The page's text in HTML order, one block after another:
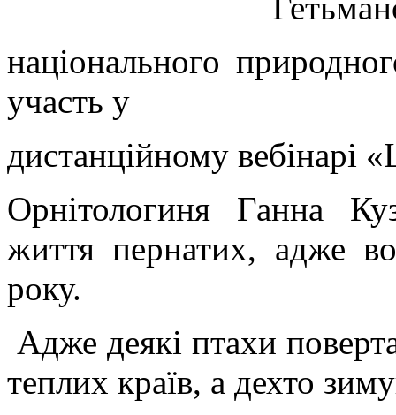
національного
участь у
дистанційному вебінарі
Орнітологиня Ганна
життя пернатих, адже
року.
Адже деякі птахи
теплих країв, а